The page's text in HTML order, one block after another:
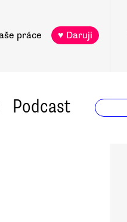
práce ♥ Daruji
Podcast